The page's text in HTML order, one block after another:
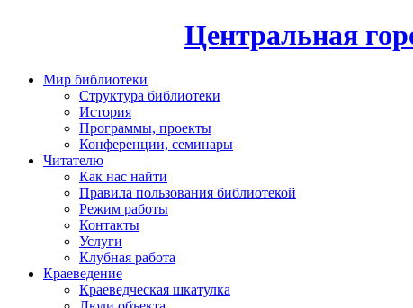
Центральная
Мир библиотеки
Структура библиотеки
История
Программы, проекты
Конференции, семинары
Читателю
Как нас найти
Правила пользования библиотекой
Режим работы
Контакты
Услуги
Клубная работа
Краеведение
Краеведческая шкатулка